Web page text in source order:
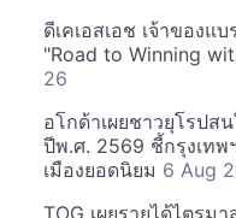
ดีเคเอสเอช เจ้าของแ
"Road to Winning
26
อโกด้าเผยชาวยุโรปส
ปีพ.ศ. 2569 ชี้กรุงเท
เมืองยอดนิยม 6 Aug
TOG เผยรายได้ไตรม